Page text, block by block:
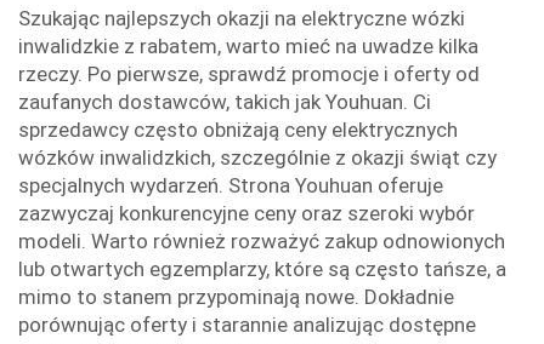
Szukając najlepszych okazji na elektryczne wózki
inwalidzkie z rabatem, warto mieć na uwadze kilka
rzeczy. Po pierwsze, sprawdź promocje i oferty od
zaufanych dostawców, takich jak Youhuan. Ci
sprzedawcy często obniżają ceny elektrycznych
wózków inwalidzkich, szczególnie z okazji świąt czy
specjalnych wydarzeń. Strona Youhuan oferuje
zazwyczaj konkurencyjne ceny oraz szeroki wybór
modeli. Warto również rozważyć zakup odnowionych
lub otwartych egzemplarzy, które są często tańsze, a
mimo to stanem przypominają nowe. Dokładnie
porównując oferty i starannie analizując dostępne